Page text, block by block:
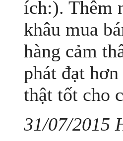
ích:). Thêm
khâu mua
hàng cảm
phát đạt
thật tốt cho
31/07/2015